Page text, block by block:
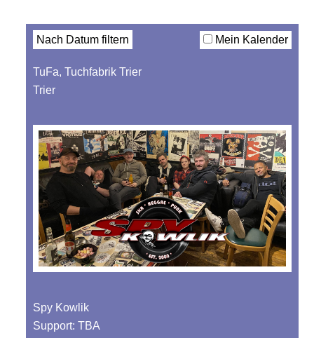
Nach Datum filtern Mein Kalender
TuFa, Tuchfabrik Trier
Trier
Spy Kowlik
Support: TBA